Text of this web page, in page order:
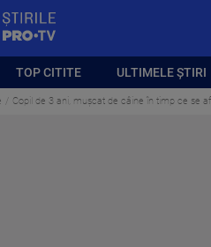
TOP CITITE ULTIMELE ȘTIRI
Copil de 3 ani, mușcat de câine în timp ce se